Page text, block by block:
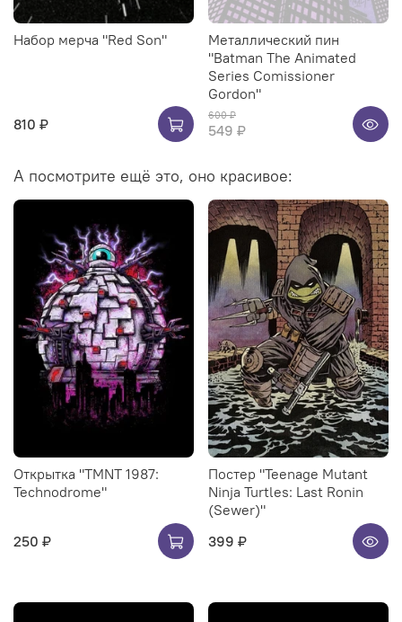
Набор мерча "Red Son"
810 ₽
Металлический пин
"Batman The Animated
Series Comissioner
Gordon"
600 ₽
549 ₽
А посмотрите ещё это, оно красивое:
Открытка "TMNT 1987:
Technodrome"
250 ₽
Постер "Teenage Mutant
Ninja Turtles: Last Ronin
(Sewer)"
399 ₽